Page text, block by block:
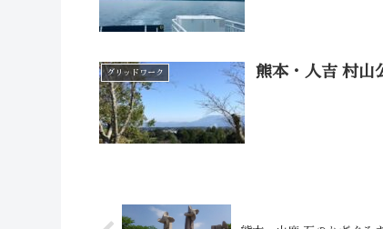
グリッドワーク 熊本・人吉 村山